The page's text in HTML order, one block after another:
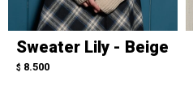
Sweater Lily - Beige
$ 8.500